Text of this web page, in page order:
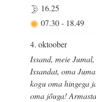
16.25
07.30- 18.49
4. oktoober
Issand, meie
Issandat, oma
kogu oma hingega
oma jõuga!